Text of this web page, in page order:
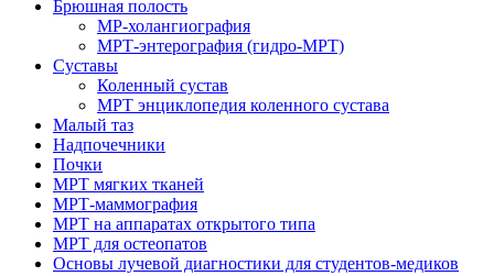
Брюшная полость
МР-холангиография
МРТ-энтерография (гидро-МРТ)
Суставы
Коленный сустав
МРТ энциклопедия коленного сустава
Малый таз
Надпочечники
Почки
МРТ мягких тканей
МРТ-маммография
МРТ на аппаратах открытого типа
МРТ для остеопатов
Основы лучевой диагностики для студентов-медиков